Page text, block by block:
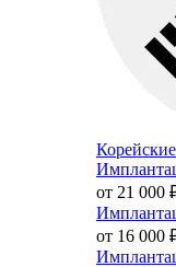
от 21 000
от 16 000